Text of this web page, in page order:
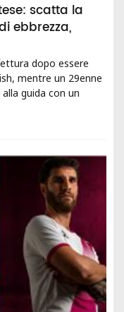
scatta la
ebbrezza,
dopo essere
mentre un 29enne
guida con un